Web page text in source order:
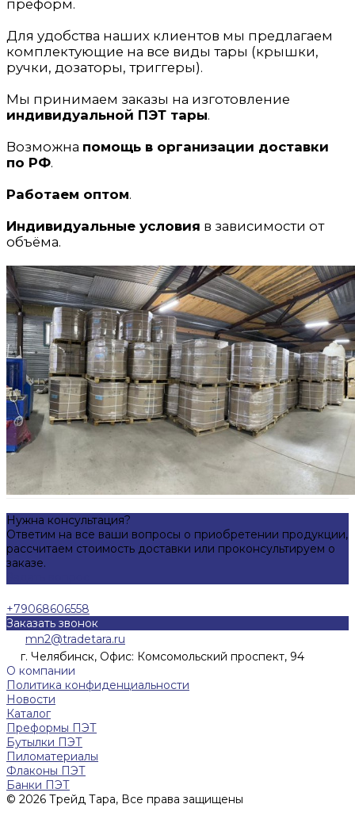
преформ.
Для удобства наших клиентов мы предлагаем
комплектующие на все виды тары (крышки,
ручки, дозаторы, триггеры).
Мы принимаем заказы на изготовление
индивидуальной ПЭТ тары.
Возможна помощь в организации доставки
по РФ.
Работаем оптом.
Индивидуальные условия в зависимости от
объёма.
Нужна консультация?
Ответим на все ваши вопросы о приобретении продукции,
рассчитаем стоимость доставки или проконсультируем о
заказе.
+79068606558
Заказать звонок
mn2@tradetara.ru
г. Челябинск, Офис: Комсомольский проспект, 94
О компании
Политика конфиденциальности
Новости
Каталог
Преформы ПЭТ
Бутылки ПЭТ
Пиломатериалы
Флаконы ПЭТ
Банки ПЭТ
© 2026 Трейд Тара, Все права защищены